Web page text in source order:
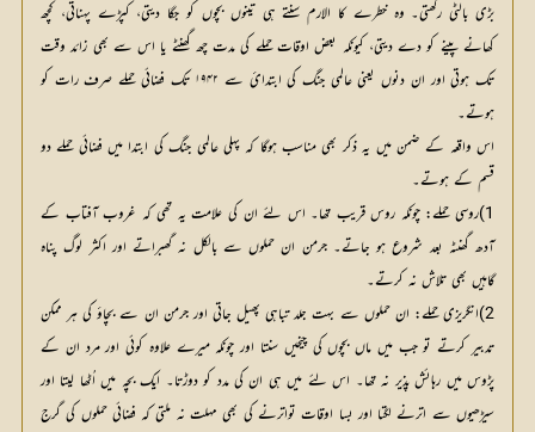
بڑی بالٹی رکھتی۔ وہ خطرے کا الارم سنتے ہی تینوں بچوں کو جگا دیتی، کپڑے پہناتی، کچھ
کھانے پینے کو دے دیتی، کیونکہ بعض اوقات حملے کی مدت چھ گھنٹے یا اس سے بھی زائد وقت
تک ہوتی اور ان دنوں یعنی عالمی جنگ کی ابتدائ سے ۱۹۴۲ تک فضائی حملے صرف رات کو
ہوتے۔
اس واقعہ کے ضمن میں یہ ذکر بھی مناسب ہوگا کہ پہلی عالمی جنگ کی ابتدا میں فضائی حملے دو
قسم کے ہوتے۔
1)روسی حملے: چونکہ روس قریب تھا۔ اس لئے ان کی علامت یہ تھی کہ غروب آفتاب کے
آدھ گھنٹہ بعد شروع ہو جاتے۔ جرمن ان حملوں سے بالکل نہ گھبراتے اور اکثر لوگ پناہ
گاہیں بھی تلاش نہ کرتے۔
2)انگریزی حملے: ان حملوں سے بہت جلد تباہی پھیل جاتی اور جرمن ان سے بچاؤ کی ہر ممکن
تدبیر کرتے تو جب میں ماں بچوں کی چیخیں سنتا اور چونکہ میرے علاوہ کوئی اور مرد ان کے
پڑوس میں رہائش پذیر نہ تھا۔ اس لئے میں ہی ان کی مدد کو دوڑتا۔ ایک بچہ میں اُٹھا لیتا اور
سیڑھیوں سے اترنے لگتا اور بسا اوقات تواترنے کی بھی مہلت نہ ملتی کہ فضائی حملوں کی گرج